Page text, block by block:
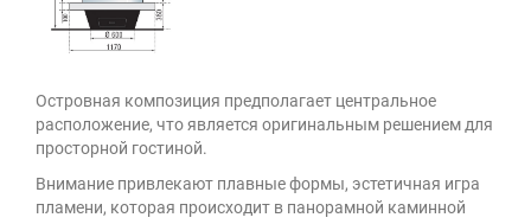
Островная композиция предполагает центральное
расположение, что является оригинальным решением для
просторной гостиной.
Внимание привлекают плавные формы, эстетичная игра
пламени, которая происходит в панорамной каминной